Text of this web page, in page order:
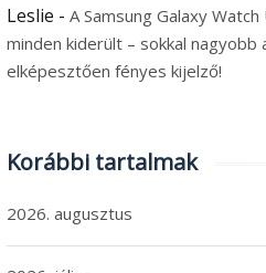
Leslie - A Samsung Galaxy
minden kiderült – sokkal nagyobb
elképesztően fényes kijelző!
Korábbi tartalmak
2026. augusztus